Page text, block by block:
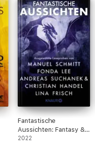
Fantastische
Aussichten: Fantasy &
Science Fiction bei
2022